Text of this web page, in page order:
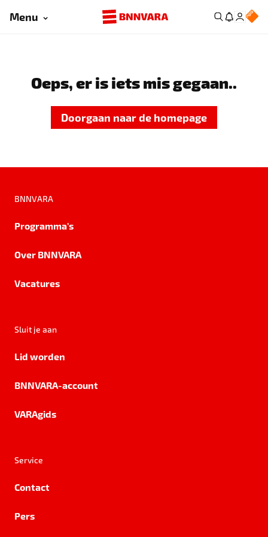
Menu
Oeps, er is iets mis gegaan..
Doorgaan naar de homepage
BNNVARA
Programma's
Over BNNVARA
Vacatures
Sluit je aan
Lid worden
BNNVARA-account
VARAgids
Service
Contact
Pers